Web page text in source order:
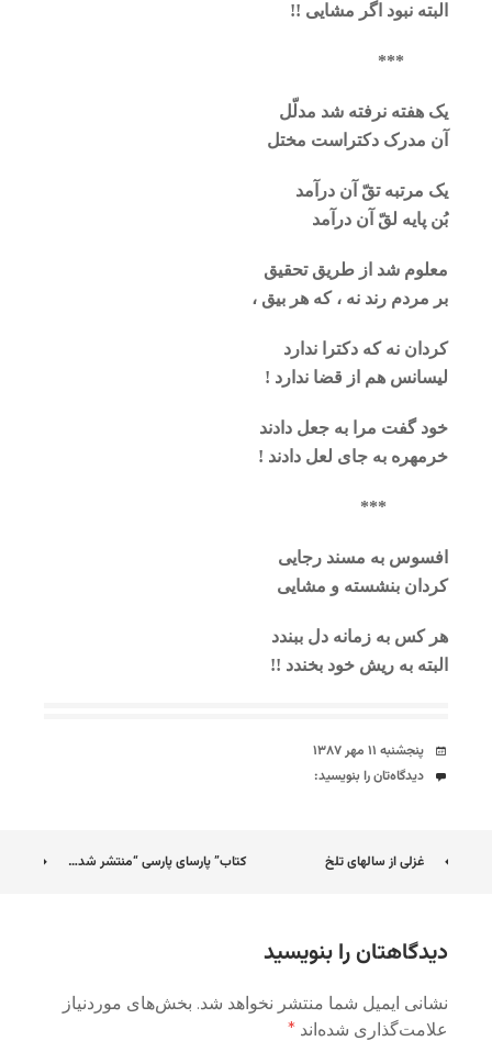
البته نبود اگر مشایی !!
***
یک هفته نرفته شد مدلّل
آن مدرک دکتراست مختل
یک مرتبه تقّ آن درآمد
بُن پایه لقّ آن درآمد
معلوم شد از طریق تحقیق
بر مردم رند نه ، که هر بیق ،
کردان نه که دکترا ندارد
لیسانس هم از قضا ندارد !
خود گفت مرا به جعل دادند
خرمهره به جای لعل دادند !
***
افسوس به مسند رجایی
کردان بنشسته و مشایی
هر کس به زمانه دل ببندد
البته به ریش خود بخندد !!
تاریخ
پنجشنبه ۱۱ مهر ۱۳۸۷
دیدگاه‌ها
دیدگاه‌تان را بنویسید:
ناوبری
غزلی از سالهای تلخ کتاب” پارسای پارسی “منتشر شد…
دیدگاهتان را بنویسید
نشانی ایمیل شما منتشر نخواهد شد. بخش‌های موردنیاز
علامت‌گذاری شده‌اند *